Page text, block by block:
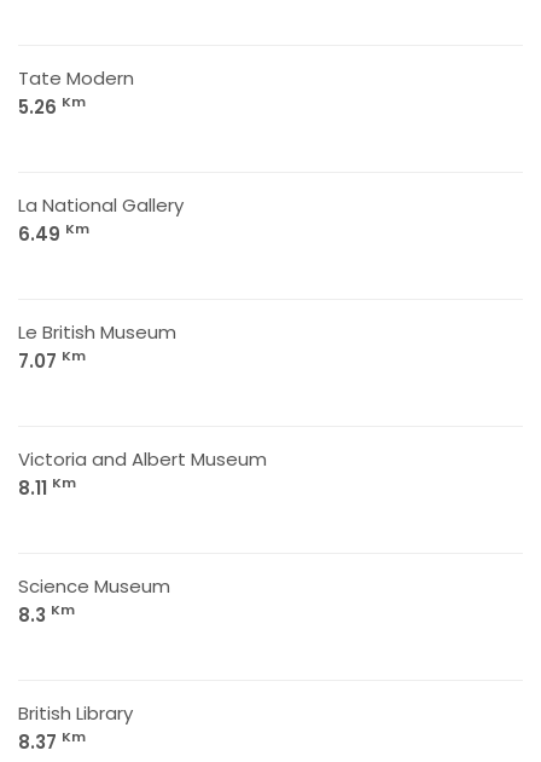
Tate Modern
5.26 Km
La National Gallery
6.49 Km
Le British Museum
7.07 Km
Victoria and Albert Museum
8.11 Km
Science Museum
8.3 Km
British Library
8.37 Km